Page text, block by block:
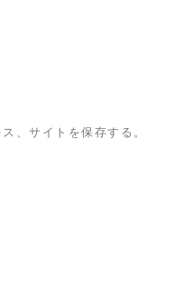
、サイトを保存する。